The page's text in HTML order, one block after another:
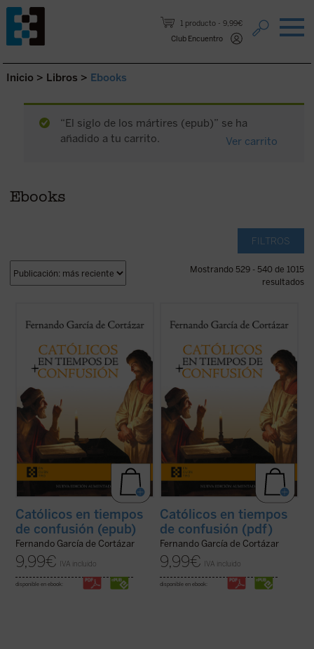
1 producto
9,99€
Club Encuentro
Saltar al contenido.
Inicio > Libros > Ebooks
“El siglo de los mártires (epub)” se ha
añadido a tu carrito.
Ver carrito
Ebooks
FILTROS
Mostrando 529 - 540 de 1015
resultados
tiempos de confusión, el nuevo libro de
tradición cristiana vuelva a ser la
referencia que nos defina, de tal ...(ver
ficha)
Católicos en tiempos
de confusión (epub)
Fernando García de Cortázar
9,99€ IVA incluido
disponible en ebook:
tiempos de confusión, el nuevo libro de
tradición cristiana vuelva a ser la
referencia que nos defina, de tal ...(ver
ficha)
Católicos en tiempos
de confusión (pdf)
Fernando García de Cortázar
9,99€ IVA incluido
disponible en ebook: